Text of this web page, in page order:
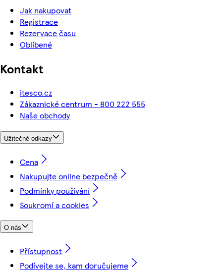
Jak nakupovat
Registrace
Rezervace času
Oblíbené
Kontakt
itesco.cz
Zákaznické centrum - 800 222 555
Naše obchody
Užitečné odkazy
Cena
Nakupujte online bezpečně
Podmínky používání
Soukromí a cookies
O nás
Přístupnost
Podívejte se, kam doručujeme